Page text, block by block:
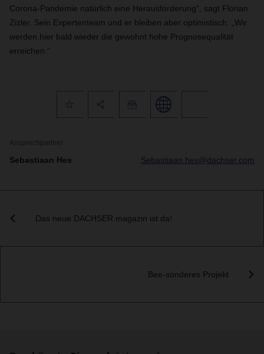
Corona-Pandemie natürlich eine Herausforderung“, sagt Florian
Zizler. Sein Expertenteam und er bleiben aber optimistisch: „Wir
werden hier bald wieder die gewohnt hohe Prognosequalität
erreichen.“
Ansprechpartner
Sebastiaan Hes Sebastiaan.hes@dachser.com
Das neue DACHSER magazin ist da!
Bee-sonderes Projekt